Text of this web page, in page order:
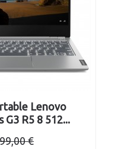
Lenovo
G3 R5 8 512...
€